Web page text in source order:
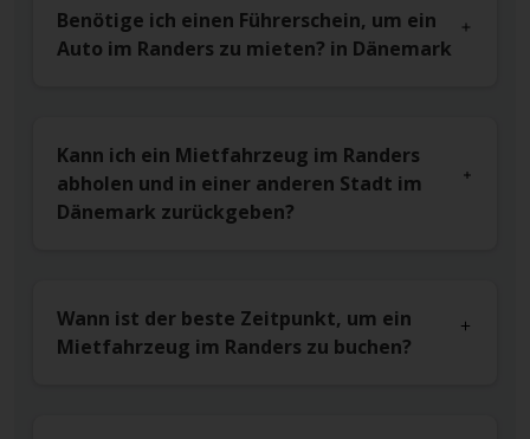
Benötige ich einen Führerschein, um ein
Auto im Randers zu mieten? in Dänemark
Kann ich ein Mietfahrzeug im Randers
abholen und in einer anderen Stadt im
Dänemark zurückgeben?
Wann ist der beste Zeitpunkt, um ein
Mietfahrzeug im Randers zu buchen?